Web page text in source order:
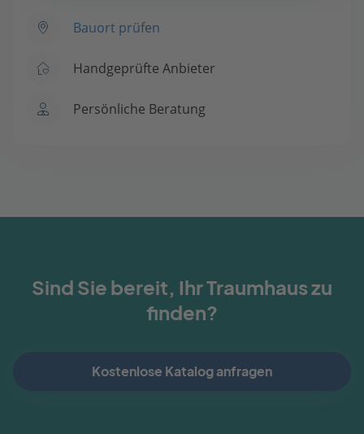
Bauort prüfen
Handgeprüfte Anbieter
Persönliche Beratung
Sind Sie bereit, Ihr Traumhaus zu
finden?
Kostenlose Katalog anfragen